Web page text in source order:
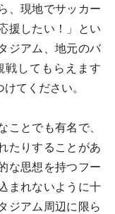
、現地でサッカー
援したい！」とい
ジアム、地元のバ
戦してもらえます
てください。
ことでも有名で、
たりすることがあ
な思想を持つフー
まれないように十
ジアム周辺に限ら